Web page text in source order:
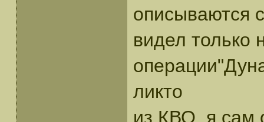
описываются
видел только
ликто
из КВО ,я сам